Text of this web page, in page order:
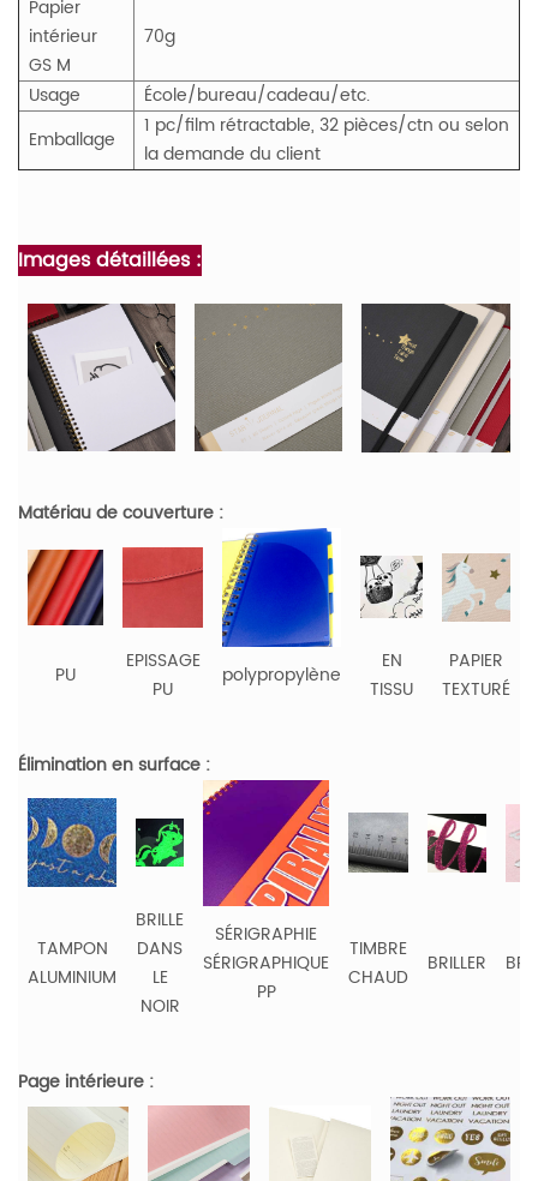
Papier
intérieur
GS M
70g
Usage
École/bureau/cadeau/etc.
Emballage
1 pc/film rétractable, 32 pièces/ctn ou selon
la demande du client
Images détaillées :
Matériau de couverture :
PU
EPISSAGE
PU
polypropylène
EN
TISSU
PAPIER
TEXTURÉ
Élimination en surface :
TAMPON
ALUMINIUM
BRILLE
DANS
LE
NOIR
SÉRIGRAPHIE
SÉRIGRAPHIQUE
PP
TIMBRE
CHAUD
BRILLER
Page intérieure :